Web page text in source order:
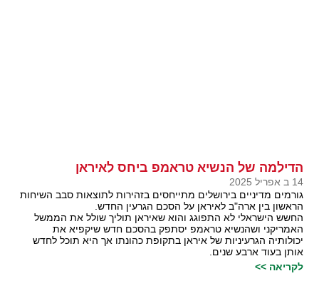
הדילמה של הנשיא טראמפ ביחס לאיראן
14 ב אפריל 2025
גורמים מדיניים בירושלים מתייחסים בזהירות לתוצאות סבב השיחות
הראשון בין ארה"ב לאיראן על הסכם הגרעין החדש.
החשש הישראלי לא התפוגג והוא שאיראן תוליך שולל את הממשל
האמריקני ושהנשיא טראמפ יסתפק בהסכם חדש שיקפיא את
יכולותיה הגרעיניות של איראן בתקופת כהונתו אך היא תוכל לחדש
אותן בעוד ארבע שנים.
לקריאה >>